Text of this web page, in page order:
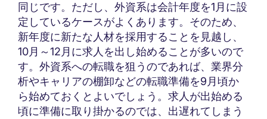
同じです。ただし、外資系は会計年度を1月に設
定しているケースがよくあります。そのため、
新年度に新たな人材を採用することを見越し、
10月～12月に求人を出し始めることが多いので
す。外資系への転職を狙うのであれば、業界分
析やキャリアの棚卸などの転職準備を9月頃か
ら始めておくとよいでしょう。求人が出始める
頃に準備に取り掛かるのでは、出遅れてしまう